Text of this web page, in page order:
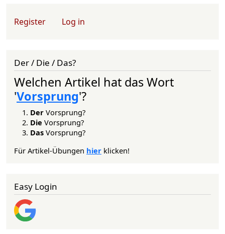
User account menu
Register Log in
Der / Die / Das?
Welchen Artikel hat das Wort
'Vorsprung'?
Der Vorsprung?
Die Vorsprung?
Das Vorsprung?
Für Artikel-Übungen hier klicken!
Easy Login